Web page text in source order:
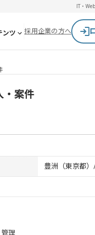
IT・
ンツ 採用企業の方へ
・案件
豊洲（東京都
理